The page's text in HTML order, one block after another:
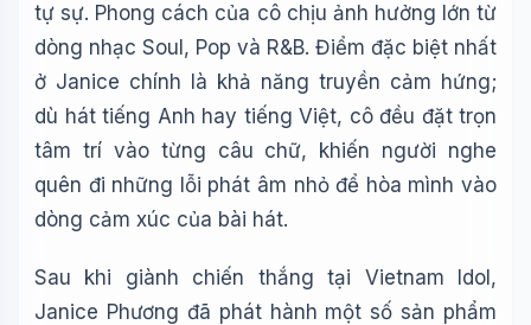
tự sự. Phong cách của cô chịu ảnh hưởng lớn từ
dòng nhạc Soul, Pop và R&B. Điểm đặc biệt nhất
ở Janice chính là khả năng truyền cảm hứng;
dù hát tiếng Anh hay tiếng Việt, cô đều đặt trọn
tâm trí vào từng câu chữ, khiến người nghe
quên đi những lỗi phát âm nhỏ để hòa mình vào
dòng cảm xúc của bài hát.
Sau khi giành chiến thắng tại Vietnam Idol,
Janice Phương đã phát hành một số sản phẩm